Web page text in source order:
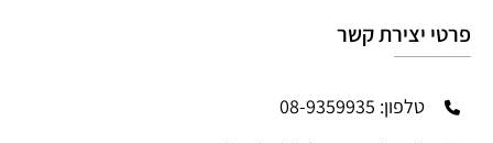
פרטי יצירת קשר
טלפון: 08-9359935